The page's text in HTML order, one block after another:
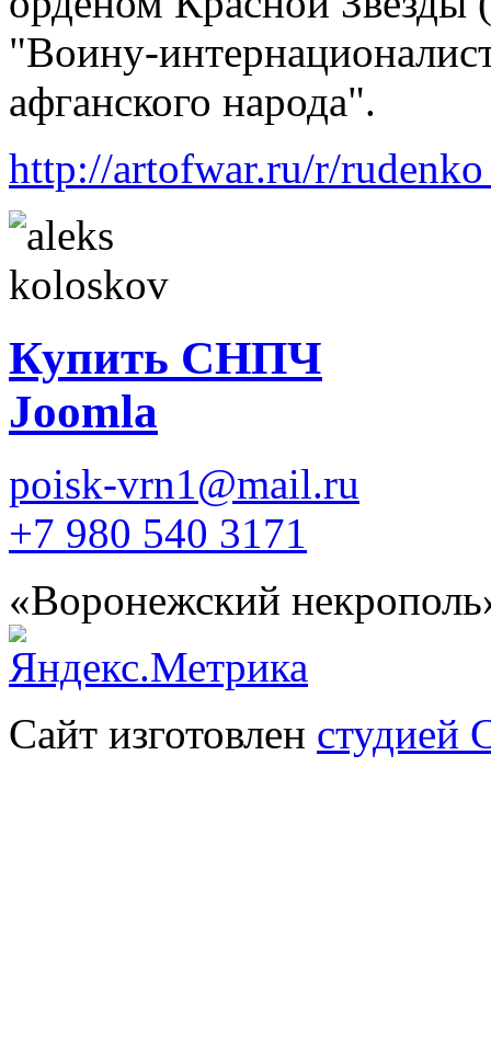
"Воину-
афганского народа".
http://artofwar.ru/r/
Купить СНПЧ
Joomla
poisk-vrn1@mail.ru
+7 980 540 3171
«Воронежский
Сайт изготовлен студией